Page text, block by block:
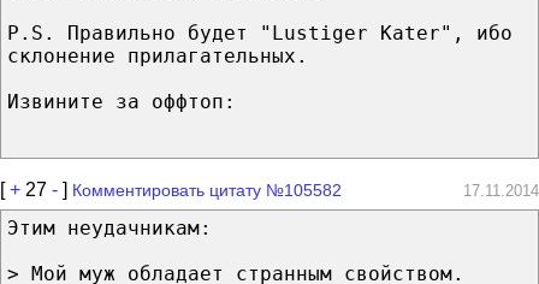
P.S. Правильно будет "Lustiger Kater", ибо
склонение прилагательных.
Извините за оффтоп:
[+ 27 - ] Комментировать цитату №105582 17.11.2014
Этим неудачникам:
> Мой муж обладает странным свойством.